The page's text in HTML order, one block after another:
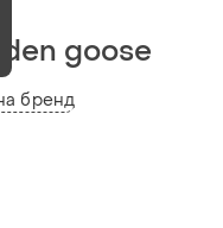
goose
бренд